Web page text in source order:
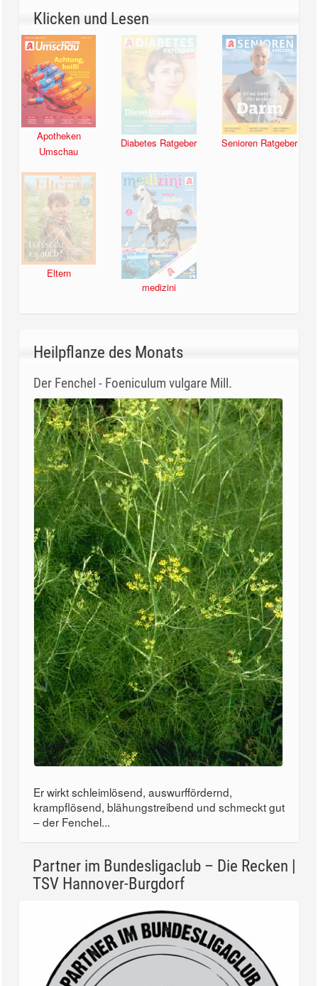
Klicken und Lesen
Apotheken
Umschau
Diabetes Ratgeber Senioren Ratgeber
Eltern
medizini
Heilpflanze des Monats
Der Fenchel - Foeniculum vulgare Mill.
Er wirkt schleimlösend, auswurffördernd,
krampflösend, blähungstreibend und schmeckt gut
– der Fenchel...
Partner im Bundesligaclub – Die Recken |
TSV Hannover-Burgdorf